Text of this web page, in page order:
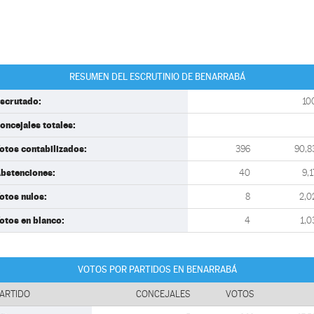
RESUMEN DEL ESCRUTINIO DE BENARRABÁ
totales:
contabilizados: 396
40
nulos: 8
en blanco: 4
VOTOS POR PARTIDOS EN BENARRABÁ
CONCEJALES VOTOS